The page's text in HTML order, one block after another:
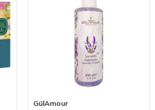
GülAmour